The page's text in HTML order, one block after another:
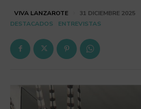
VIVA LANZAROTE
31 DICIEMBRE 2025
DESTACADOS
ENTREVISTAS